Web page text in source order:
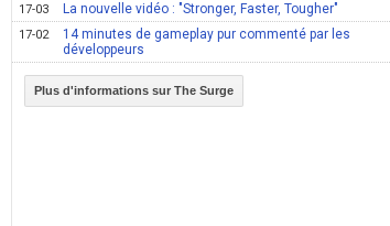
17-03 La nouvelle vidéo : "Stronger, Faster, Tougher"
17-02
14 minutes de gameplay pur commenté par les
développeurs
Plus d'informations sur The Surge